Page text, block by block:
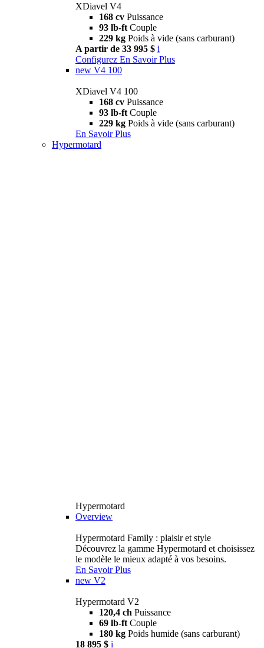
XDiavel V4
168 cv Puissance
93 lb-ft Couple
229 kg Poids à vide (sans carburant)
A partir de 33 995 $ i
Configurez En Savoir Plus
new V4 100
XDiavel V4 100
168 cv Puissance
93 lb-ft Couple
229 kg Poids à vide (sans carburant)
En Savoir Plus
Hypermotard
Hypermotard
Overview
Hypermotard Family : plaisir et style
Découvrez la gamme Hypermotard et choisissez
le modèle le mieux adapté à vos besoins.
En Savoir Plus
new V2
Hypermotard V2
120,4 ch Puissance
69 lb-ft Couple
180 kg Poids humide (sans carburant)
18 895 $ i